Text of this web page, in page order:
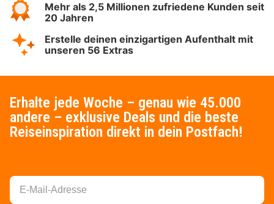
Mehr als 2,5 Millionen zufriedene Kunden seit
20 Jahren
Erstelle deinen einzigartigen Aufenthalt mit
unseren 56 Extras
Erhalte jede Woche – genau wie 45.000
andere – exklusive Deals und die beste
Reiseinspiration direkt in dein Postfach!